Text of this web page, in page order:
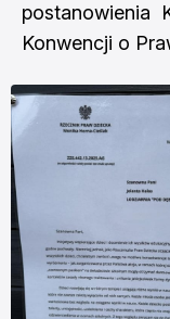
postanowienia
Konwencji o